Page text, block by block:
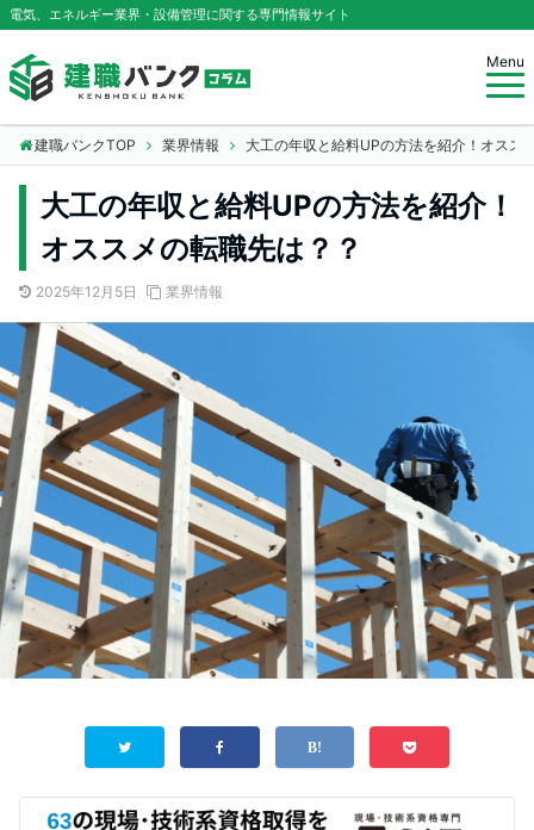
電気、エネルギー業界・設備管理に関する専門情報サイト
Menu
建職バンクTOP 業界情報 大工の年収と給料UPの方法を紹介！オスス
大工の年収と給料UPの方法を紹介！
オススメの転職先は？？
2025年12月5日 業界情報